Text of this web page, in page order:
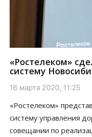
«Ростелеком»
систему
16 марта 2020, 11:25
«Ростелеком»
систему управления
совещании по